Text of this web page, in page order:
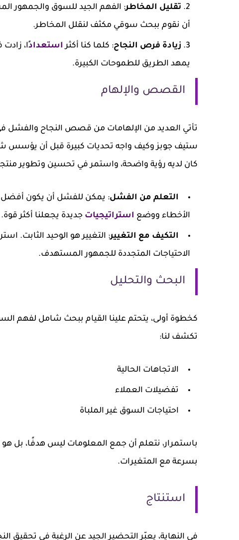
تقليل المخاطر: الفهم الجيد للسوق والجمهور
أن نقوم ببحث سوقي مكثف لنقلل المخاطر.
زيادة فرص النجاح: كلما كنا أكثر استعدادًا،
يمهد الطريق للطموحات الكبيرة.
القصص والإلهام
تأتي العديد من الإلهامات من قصص النجاح والفشل
ستيف جوبز وكيف واجه تحديات كبيرة قبل أن يؤسس
كان لديه رؤية واضحة، واستمر في تحسين وتطوير
التعلم من الفشل: يمكن للفشل أن يكون أفضل
الأخطاء ووضع استراتيجيات جديدة يجعلنا أكثر قوة.
التكيف مع التغيير: التغيير هو الوحيد الثابت.
الاحتياجات المتجددة للجمهور المستهدف.
البحث والتحليل
كخطوة أولى، يتحتم علينا القيام ببحث شامل لفهم
تكشف لنا:
الاتجاهات الحالية
تفضيلات العملاء
احتياجات السوق غير الملباة
باستمرار، نتعلم أن جمع المعلومات ليس هدفًا، بل
بسرعة مع المتغيرات.
استنتاج
في النهاية، يعبّر التحضير الجيد عن الرغبة في